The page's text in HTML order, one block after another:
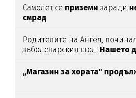
Самолет се приземи заради
смрад
Родителите на Ангел,
зъболекарския стол: Нашето
антидотътнаупойката
„Магазин за хората"